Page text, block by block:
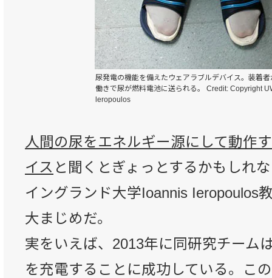
尿発電の機能を備えたウェアラブルデバイス。装着
働きで尿が燃料電池に送られる。 Credit: Copyright
leropoulos
人間の尿をエネルギー源にして動作
イス と聞くとぎょっとするかもしれ
イングランド大学Ioannis Ieropoulos
大まじめだ。
実をいえば、2013年に同研究チーム
を充電することに成功している。こ